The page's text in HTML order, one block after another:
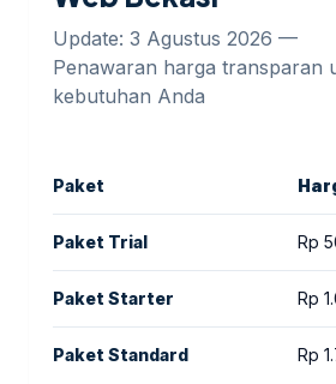
Update: 3 Agustus 2026 —
Penawaran harga transparan
kebutuhan Anda
Paket
Paket Trial Rp
Paket Starter Rp
Paket Standard Rp